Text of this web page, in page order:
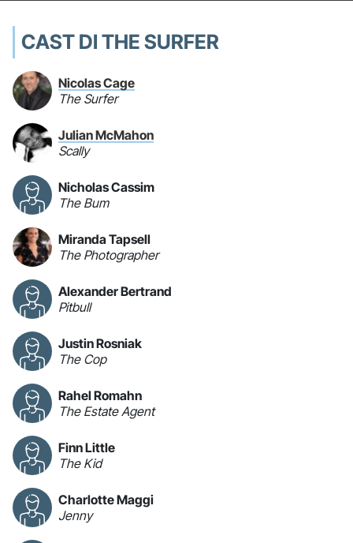
CAST DI THE SURFER
Nicolas Cage
The Surfer
Julian McMahon
Scally
Nicholas Cassim
The Bum
Miranda Tapsell
The Photographer
Alexander Bertrand
Pitbull
Justin Rosniak
The Cop
Rahel Romahn
The Estate Agent
Finn Little
The Kid
Charlotte Maggi
Jenny